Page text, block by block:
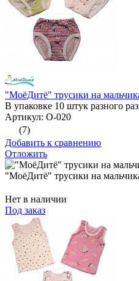
"МоёДитё" трусики на
В упаковке 10 штук разного
Артикул: О-020
(7)
Добавить к сравнению
Отложить
"МоёДитё" трусики на
Нет в наличии
Под заказ